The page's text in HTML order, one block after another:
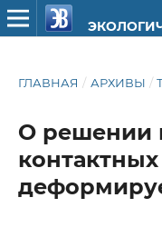
ГЛАВНАЯ / АРХИВЫ /
О решении